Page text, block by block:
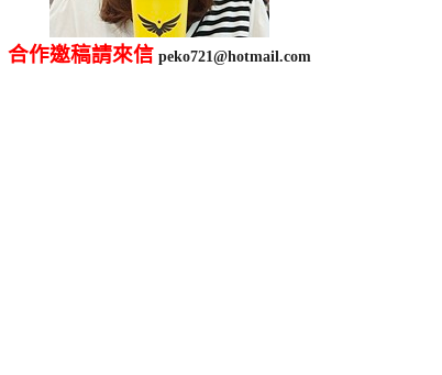
合作邀稿請來信 peko721@hotmail.com